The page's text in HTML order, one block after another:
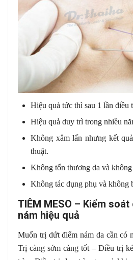
Hiệu quả tức thì sau 1 lần điều
Hiệu quả duy trì trong nhiều
Không xâm lấn nhưng kết
thuật.
Không tổn thương da và
Không tác dụng phụ và
TIÊM MESO – Kiểm
nám hiệu quả
Muốn trị dứt điểm nám da cần có
Trị càng sớm càng tốt – Điều trị